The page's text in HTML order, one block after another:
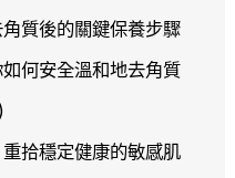
質後的關鍵保養步驟
何安全溫和地去角質
拾穩定健康的敏感肌